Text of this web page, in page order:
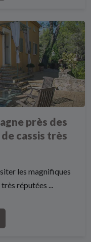
près des
cassis très
les magnifiques
réputées ...